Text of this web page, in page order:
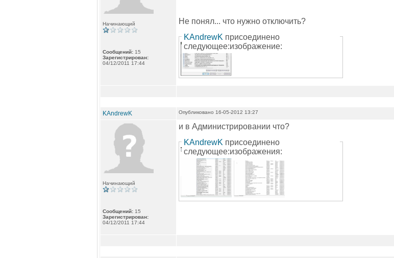
Начинающий
Сообщений: 15
Зарегистрирован:
04/12/2011 17:44
Не понял... что нужно отключить?
KAndrewK присоединено
следующее:изображение:
KAndrewK Опубликовано 16-05-2012 13:27
Начинающий
Сообщений: 15
Зарегистрирован:
04/12/2011 17:44
и в Администрировании что?
KAndrewK присоединено
следующее:изображения: